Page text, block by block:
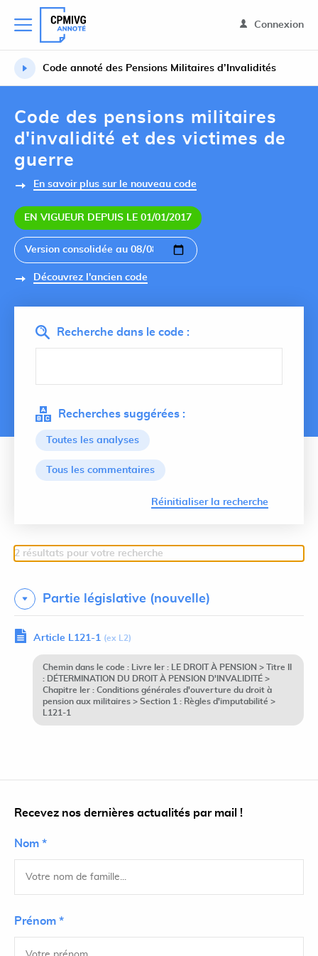
Connexion
Code annoté des Pensions Militaires d’Invalidités
Code des pensions militaires
d'invalidité et des victimes de
guerre
En savoir plus sur le nouveau code
EN VIGUEUR DEPUIS LE 01/01/2017
Découvrez l'ancien code
Recherche dans le code :
Recherches suggérées :
Toutes les analyses
Tous les commentaires
Réinitialiser la recherche
2 résultats pour votre recherche
Partie législative (nouvelle)
Article L121-1 (ex L2)
Chemin dans le code : Livre Ier : LE DROIT À PENSION > Titre II
: DÉTERMINATION DU DROIT À PENSION D'INVALIDITÉ >
Chapitre Ier : Conditions générales d'ouverture du droit à
pension aux militaires > Section 1 : Règles d'imputabilité >
L121-1
Recevez nos dernières actualités par mail !
Nom *
Prénom *